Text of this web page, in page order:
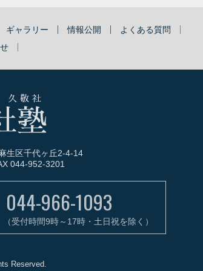
ギャラリー 情報公開
よくある質問
久敬社
塾
生区千代ヶ丘2-4-14
044-952-3201
044-966-1093
（受付時間9時～17時・土日祝を除く）
Reserved.